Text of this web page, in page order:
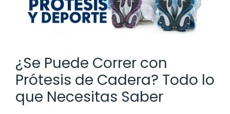
¿Se Puede Correr con
Prótesis de Cadera? Todo lo
que Necesitas Saber